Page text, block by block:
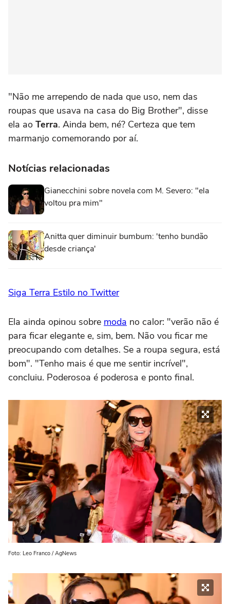
"Não me arrependo de nada que uso, nem das
roupas que usava na casa do Big Brother", disse
ela ao Terra. Ainda bem, né? Certeza que tem
marmanjo comemorando por aí.
Notícias relacionadas
Gianecchini sobre novela com M. Severo: "ela
voltou pra mim"
Anitta quer diminuir bumbum: 'tenho bundão
desde criança'
Siga Terra Estilo no Twitter
Ela ainda opinou sobre moda no calor: "verão não é
para ficar elegante e, sim, bem. Não vou ficar me
preocupando com detalhes. Se a roupa segura, está
bom". "Tenho mais é que me sentir incrível",
concluiu. Poderosoa é poderosa e ponto final.
Foto: Leo Franco / AgNews